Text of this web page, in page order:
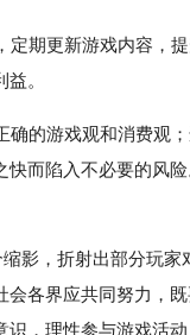
定期更新游戏内容，
。
确的游戏观和消费观
而陷入不必要的风险
，折射出部分玩家
各界应共同努力，
，理性参与游戏活